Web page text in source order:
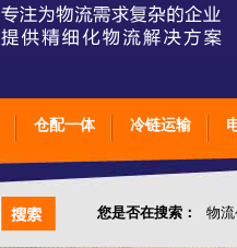
仓配一体 冷链运输
您是否在搜索： 物